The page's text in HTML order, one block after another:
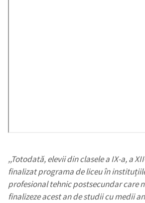
,,Totodată, elevii din clasele a IX-a, a
finalizat programa de liceu în
profesional tehnic postsecundar care
finalizeze acest an de studii cu medii